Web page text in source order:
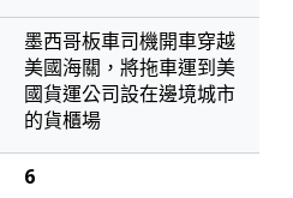
墨西哥板車司機開車穿越
美國海關，將拖車運到美
國貨運公司設在邊境城市
的貨櫃場
6